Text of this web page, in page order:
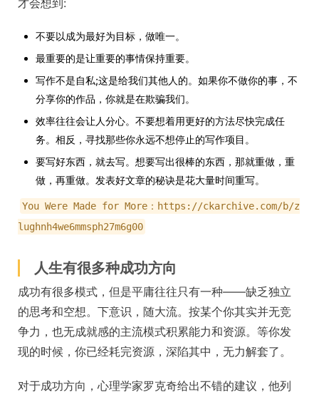
不要以成为最好为目标，做唯一。
最重要的是让重要的事情保持重要。
写作不是自私;这是给我们其他人的。如果你不做你的事，不
分享你的作品，你就是在欺骗我们。
效率往往会让人分心。不要想着用更好的方法尽快完成任
务。相反，寻找那些你永远不想停止的写作项目。
要写好东西，就去写。想要写出很棒的东西，那就重做，重
做，再重做。发表好文章的秘诀是花大量时间重写。
You Were Made for More：https://ckarchive.com/b/z
lughnh4we6mmsph27m6g00
人生有很多种成功方向
成功有很多模式，但是平庸往往只有一种——缺乏独立
的思考和空想。下意识，随大流。按某个你其实并无竞
争力，也无成就感的主流模式积累能力和资源。等你发
现的时候，你已经耗完资源，深陷其中，无力解套了。
对于成功方向，心理学家罗克奇给出不错的建议，他列